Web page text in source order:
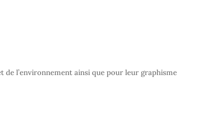
de l’environnement ainsi que pour leur graphisme